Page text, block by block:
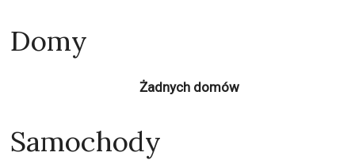
Domy
Żadnych domów
Samochody